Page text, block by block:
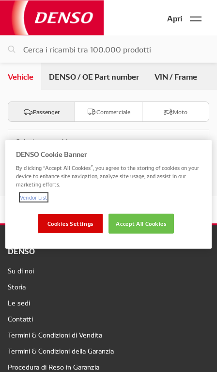
Apri
Vehicle DENSO / OE Part number VIN / Frame
Passenger Commerciale Moto
Seleziona marchio
Seleziona modello
DENSO
Su di noi
Storia
Le sedi
Contatti
Termini & Condizioni di Vendita
Termini & Condizioni della Garanzia
Procedura di Reso in Garanzia
DENSO Cookie Banner
By clicking “Accept All Cookies”, you agree to the storing of cookies on your
device to enhance site navigation, analyze site usage, and assist in our
marketing efforts.
Vendor List
Accept All Cookies
Cookies Settings